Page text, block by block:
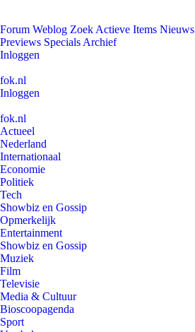
Forum Weblog Zoek Actieve Items Nieuws
Previews Specials Archief
Inloggen
fok.nl
Inloggen
fok.nl
Actueel
Nederland
Internationaal
Economie
Politiek
Tech
Showbiz en Gossip
Opmerkelijk
Entertainment
Showbiz en Gossip
Muziek
Film
Televisie
Media & Cultuur
Bioscoopagenda
Sport